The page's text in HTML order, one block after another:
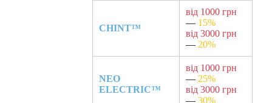
CHINT™
від 1000 грн
— 15%
від 3000 грн
— 20%
NEO
ELECTRIC™
від 1000 грн
— 25%
від 3000 грн
— 30%